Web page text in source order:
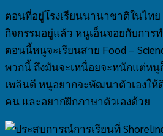
ตอนที่อยู่โรงเรียนนานาชาติในไท
กิจกรรมอยู่แล้ว หนูเอ็นจอยกับการ
ตอนนี้หนูจะเรียนสาย Food –
พวกนี้ ถึงมันจะเหนื่อยจะหนักแต่ห
เพลินดี หนูอยากจะพัฒนาตัวเองใ
คน และอยากฝึกภาษาตัวเองด้วย